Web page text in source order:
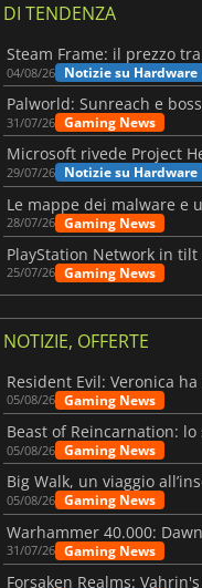
DI TENDENZA
04/08/26 Notizie su Hardware
31/07/26 Gaming News
Microsoft rivede Project
29/07/26 Notizie su Hardware
28/07/26 Gaming News
25/07/26 Gaming News
NOTIZIE, OFFERTE
05/08/26 Gaming News
05/08/26 Gaming News
Big Walk, un viaggio
05/08/26 Gaming News
31/07/26 Gaming News